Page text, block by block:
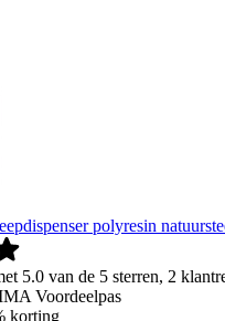
polyresin
5.0 van de 5 sterren, 2
Voordeelpas
korting